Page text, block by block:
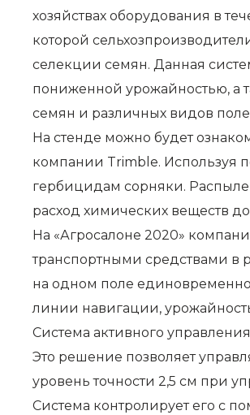
хозяйствах оборудования в
которой
селекции семян. Данная
пониженной урожайностью, а
семян и различных видов
На стенде можно будет
компании Trimble. Используя
гербицидам сорняки.
расход химических веществ до
На «Агросалоне 2020»
транспортными средствами в
на одном поле
линии навигации,
Система активного
Это решение позволяет
уровень точности 2,5 см при
Система контролирует его с